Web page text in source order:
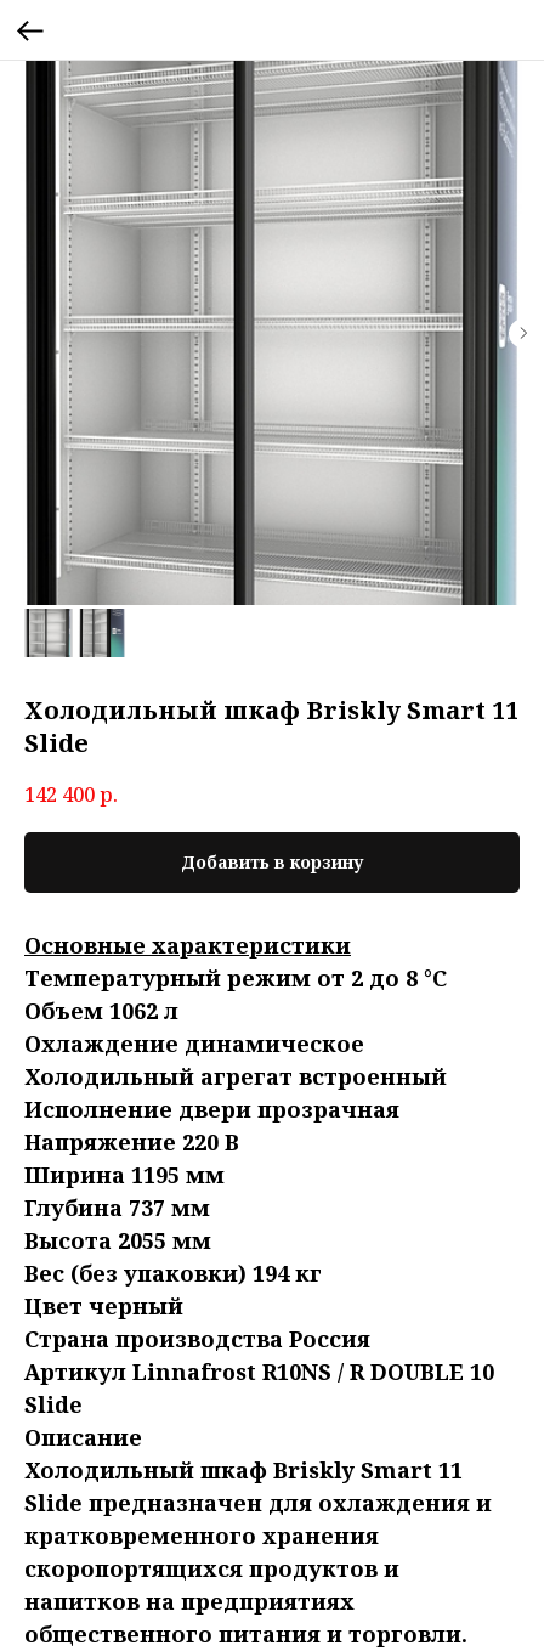
Холодильный шкаф Briskly Smart 11
Slide
142 400р.
Добавить в корзину
Основные характеристики
Температурный режим от 2 до 8 °C
Объем 1062 л
Охлаждение динамическое
Холодильный агрегат встроенный
Исполнение двери прозрачная
Напряжение 220 В
Ширина 1195 мм
Глубина 737 мм
Высота 2055 мм
Вес (без упаковки) 194 кг
Цвет черный
Страна производства Россия
Артикул Linnafrost R10NS / R DOUBLE 10
Slide
Описание
Холодильный шкаф Briskly Smart 11
Slide предназначен для охлаждения и
кратковременного хранения
скоропортящихся продуктов и
напитков на предприятиях
общественного питания и торговли.